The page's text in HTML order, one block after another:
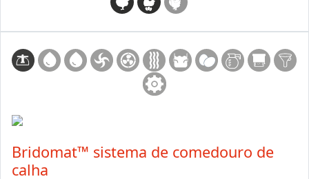
Bridomat™ sistema de comedouro de
calha